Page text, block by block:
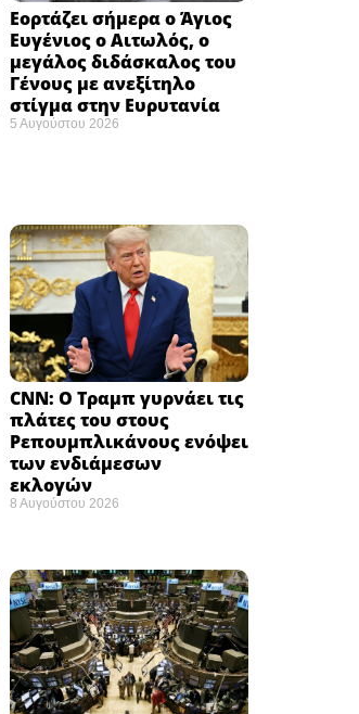
Εορτάζει σήμερα ο Άγιος
Ευγένιος ο Αιτωλός, ο
μεγάλος διδάσκαλος του
Γένους με ανεξίτηλο
στίγμα στην Ευρυτανία
5 Αυγούστου 2026
CNN: Ο Τραμπ γυρνάει τις
πλάτες του στους
Ρεπουμπλικάνους ενόψει
των ενδιάμεσων
εκλογών ​
8 Αυγούστου 2026